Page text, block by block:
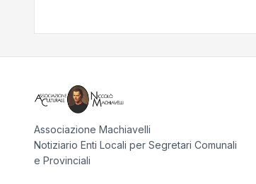
Associazione Machiavelli
Notiziario Enti Locali per Segretari Comunali
e Provinciali